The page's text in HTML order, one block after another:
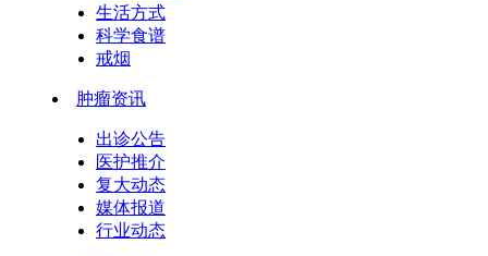
生活方式
科学食谱
戒烟
肿瘤资讯
出诊公告
医护推介
复大动态
媒体报道
行业动态